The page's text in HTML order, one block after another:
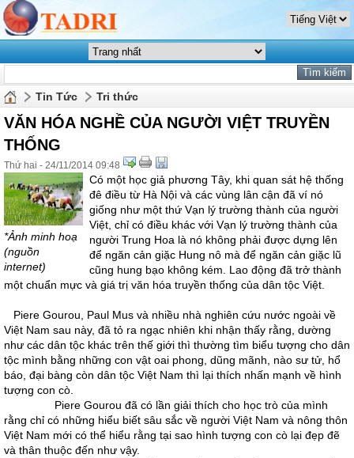
Tin Tức Tri thức
VĂN HÓA NGHỀ CỦA NGƯỜI VIỆT TRUYỀN
THỐNG
Thứ hai - 24/11/2014 09:48
*Ảnh minh hoạ
(nguồn
internet)
Có một học giả phương Tây, khi quan sát hệ thống
đê điều từ Hà Nội và các vùng lân cận đã ví nó
giống như một thứ Vạn lý trường thành của người
Việt, chỉ có điều khác với Vạn lý trường thành của
người Trung Hoa là nó không phải được dựng lên
để ngăn cản giặc Hung nô mà để ngăn cản giặc lũ
cũng hung bạo không kém. Lao động đã trở thành
một chuẩn mực và giá trị văn hóa truyền thống của dân tộc Việt.
Piere Gourou, Paul Mus và nhiều nhà nghiên cứu nước ngoài về
Việt Nam sau này, đã tỏ ra ngạc nhiên khi nhận thấy rằng, dường
như các dân tộc khác trên thế giới thì thường tìm biểu tượng cho dân
tộc mình bằng những con vật oai phong, dũng mãnh, nào sư tử, hổ
báo, đại bàng còn dân tộc Việt Nam thì lại thích nhấn mạnh về hình
tượng con cò.
Piere Gourou đã có lần giải thích cho học trò của mình
rằng chỉ có những hiểu biết sâu sắc về người Việt Nam và nông thôn
Việt Nam mới có thể hiểu rằng tại sao hình tượng con cò lại đẹp đẽ
và thân thuộc đến như vậy.